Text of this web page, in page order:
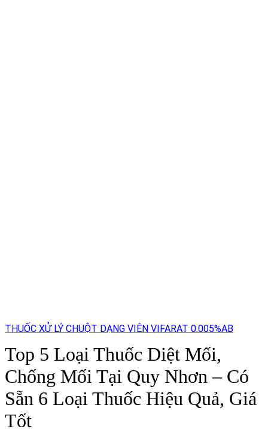
THUỐC XỬ LÝ CHUỘT DẠNG VIÊN VIFARAT 0.005%AB
Top 5 Loại Thuốc Diệt Mối,
Chống Mối Tại Quy Nhơn – Có
Sẵn 6 Loại Thuốc Hiệu Quả, Giá
Tốt